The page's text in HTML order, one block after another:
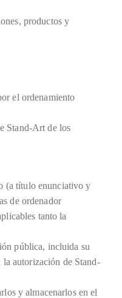
productos y
el ordenamiento
Stand-Art de los
(a título enunciativo y
de ordenador
tanto la
pública, incluida su
autorización de Stand-
y almacenarlos en el